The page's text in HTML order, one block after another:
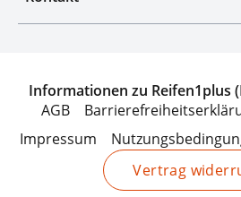
Informationen zu Reifen1plus
AGB
Impressum
Vertrag